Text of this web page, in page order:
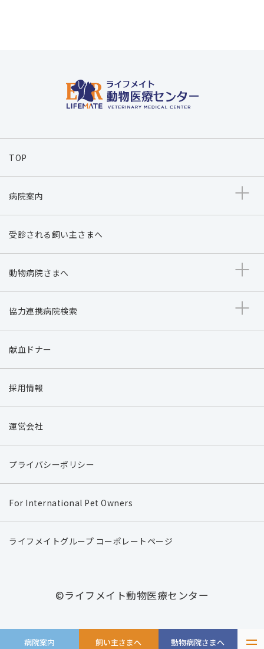
病院案内 飼い主さまへ 動物病院さまへ
TOP
病院案内
受診される飼い主さまへ
動物病院さまへ
協力連携病院検索
献血ドナー
採用情報
運営会社
プライバシーポリシー
For International Pet Owners
ライフメイトグループ コーポレートページ
©ライフメイト動物医療センター